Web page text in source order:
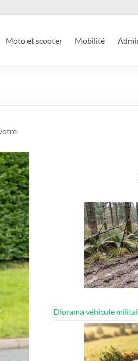
Moto et scooter Mobilité
Diorama véhicule